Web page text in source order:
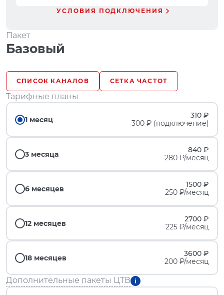
УСЛОВИЯ ПОДКЛЮЧЕНИЯ
Пакет
Базовый
СПИСОК КАНАЛОВ СЕТКА ЧАСТОТ
Тарифные планы
1 месяц
310 ₽
300 ₽ (подключение)
3 месяца
840 ₽
280 ₽/месяц
6 месяцев
1500 ₽
250 ₽/месяц
12 месяцев
2700 ₽
225 ₽/месяц
18 месяцев
3600 ₽
200 ₽/месяц
Дополнительные пакеты ЦТВ